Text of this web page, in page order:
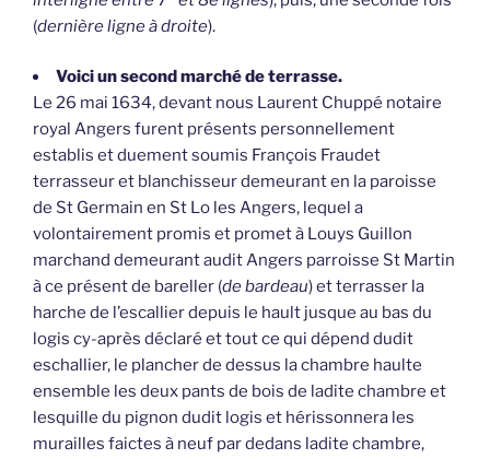
(dernière ligne à droite).
Voici un second marché de terrasse.
Le 26 mai 1634, devant nous Laurent Chuppé notaire
royal Angers furent présents personnellement
establis et duement soumis François Fraudet
terrasseur et blanchisseur demeurant en la paroisse
de St Germain en St Lo les Angers, lequel a
volontairement promis et promet à Louys Guillon
marchand demeurant audit Angers parroisse St Martin
à ce présent de bareller (de bardeau) et terrasser la
harche de l’escallier depuis le hault jusque au bas du
logis cy-après déclaré et tout ce qui dépend dudit
eschallier, le plancher de dessus la chambre haulte
ensemble les deux pants de bois de ladite chambre et
lesquille du pignon dudit logis et hérissonnera les
murailles faictes à neuf par dedans ladite chambre,